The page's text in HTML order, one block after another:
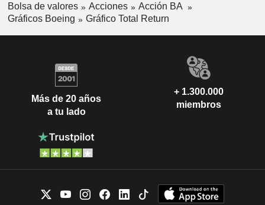
Bolsa de valores Acciones
Acción BA
Gráficos Boeing
Gráfico Total Return
Más de 20 años
a tu lado
+ 1.300.000
miembros